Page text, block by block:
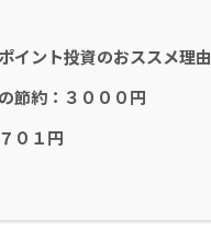
イント投資のおススメ理由
節約：３０００円
０１円